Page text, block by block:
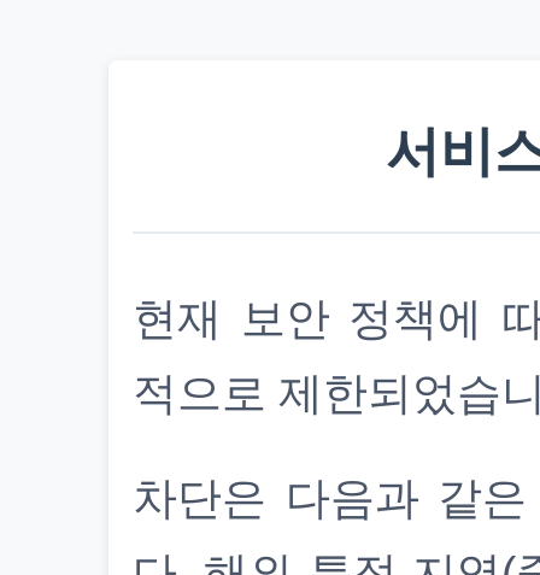
서비
현재 보안 정책에
적으로 제한되었습
차단은 다음과 같